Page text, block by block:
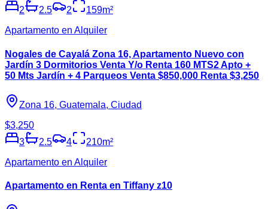
2
2.5 2 159m²
Apartamento en Alquiler
Nogales de Cayalá Zona 16, Apartamento Nuevo con
Jardín 3 Dormitorios Venta Y/o Renta 160 MTS2 Apto +
50 Mts Jardín + 4 Parqueos Venta $850,000 Renta $3,250
Zona 16, Guatemala, Ciudad
$3,250
3
2.5 4 210m²
Apartamento en Alquiler
Apartamento en Renta en Tiffany z10